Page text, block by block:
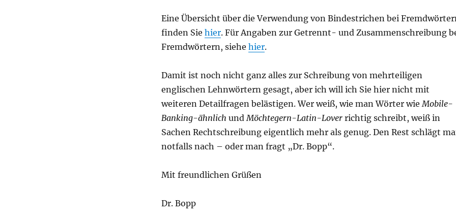
Eine Übersicht über die Verwendung von Bindestrichen bei
finden Sie hier. Für Angaben zur Getrennt- und Zusammenschreibung
Fremdwörtern, siehe hier.
Damit ist noch nicht ganz alles zur Schreibung von mehrteiligen
englischen Lehnwörtern gesagt, aber ich will ich Sie hier nicht mit
weiteren Detailfragen belästigen. Wer weiß, wie man Wörter wieMobile-
Banking-ähnlich undMöchtegern-Latin-Loverrichtig schreibt, weiß in
Sachen Rechtschreibung eigentlich mehr als genug. Den Rest schlägt
notfalls nach – oder man fragt „Dr. Bopp“.
Mit freundlichen Grüßen
Dr. Bopp